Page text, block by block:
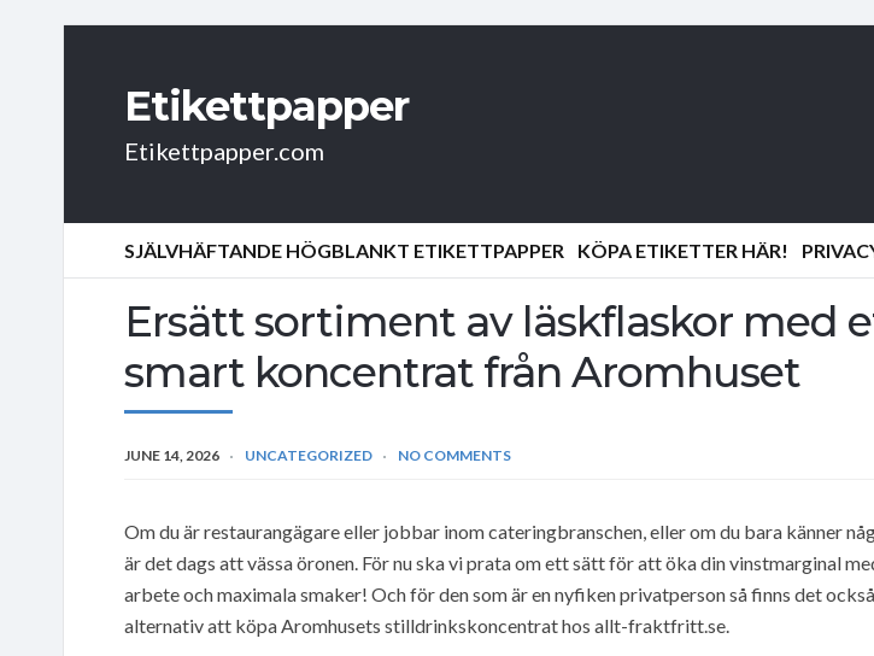
Etikettpapper
Etikettpapper.com
SJÄLVHÄFTANDE HÖGBLANKT ETIKETTPAPPER KÖPA ETIKETTER HÄR!
Ersätt sortiment av läskflaskor med
smart koncentrat från Aromhuset
JUNE 14, 2026 UNCATEGORIZED NO COMMENTS
Om du är restaurangägare eller jobbar inom cateringbranschen, eller om du bara känner
är det dags att vässa öronen. För nu ska vi prata om ett sätt för att öka din vinstmarginal
arbete och maximala smaker! Och för den som är en nyfiken privatperson så finns det
alternativ att köpa Aromhusets stilldrinkskoncentrat hos allt-fraktfritt.se.